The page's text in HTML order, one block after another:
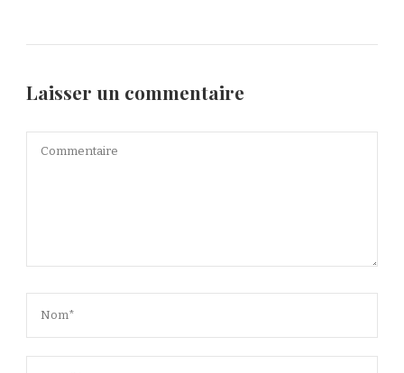
Laisser un commentaire